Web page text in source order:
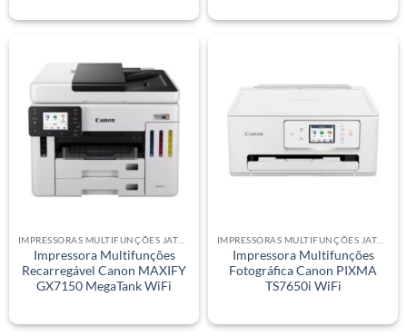
Impressora Multifunções
Recarregável Canon MAXIFY
GX7150 MegaTank WiFi
Impressora Multifunções
Fotográfica Canon PIXMA
TS7650i WiFi